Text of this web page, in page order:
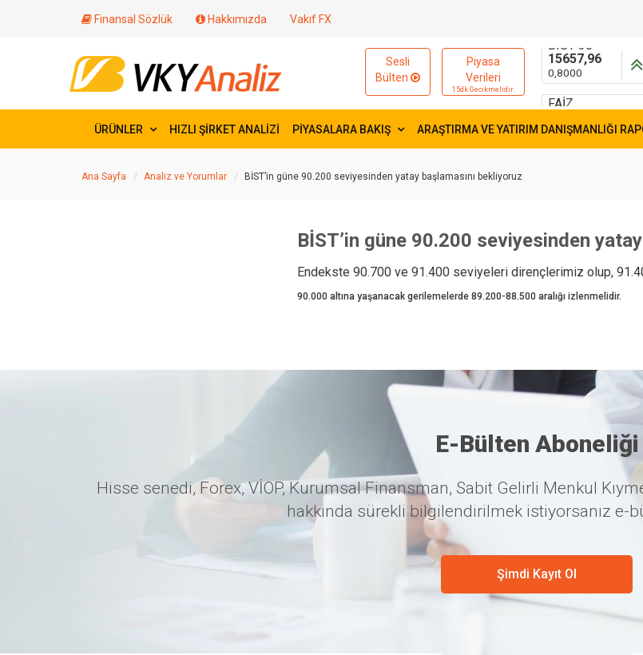
Finansal Sözlük Hakkımızda Vakıf FX
Sesli
Bülten
Piyasa
Verileri
15dk Gecikmelidir.
FAİZ
41,6
0,0700
ÜRÜNLER HIZLI ŞİRKET ANALİZİ PİYASALARA BAKIŞ ARAŞTIRMA VE YATIRIM DANIŞMANLIĞI
Ana Sayfa Analiz ve Yorumlar BİST’in güne 90.200 seviyesinden yatay başlamasını bekliyoruz
BİST’in güne 90.200 seviyesinden
Endekste 90.700 ve 91.400 seviyeleri dirençlerimiz olup,
90.000 altına yaşanacak gerilemelerde 89.200-88.500 aralığı izlenmelidir.
E-Bülten Aboneliği
Hisse senedi, Forex, VİOP, Kurumsal Finansman, Sabit Gelirli Menkul
hakkında sürekli bilgilendirilmek istiyorsanız e-
Şimdi Kayıt Ol